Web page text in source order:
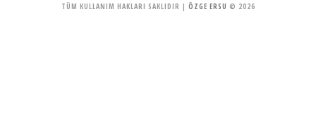
TÜM KULLANIM HAKLARI SAKLIDIR | ÖZGE ERSU © 2026